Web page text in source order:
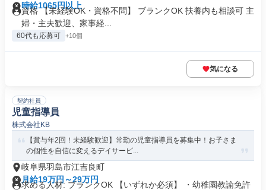
時給1065円以上
資格 【未経験OK・資格不問】 ブランクOK 扶養内も相談可 主
婦・主夫歓迎、家事経...
60代も応募可 +10個
気になる
契約社員
児童指導員
株式会社KB
【賞与年2回！未経験歓迎】常勤の児童指導員を募集中！お子さま
の個性を自信に変えるデイサービ...
岐阜県羽島市江吉良町
月給19万円～29万円
求める人材: ブランクOK 【いずれか必須】 ・幼稚園教諭免許